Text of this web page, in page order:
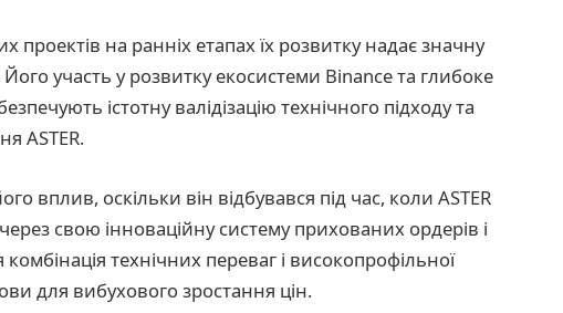
проектів на ранніх етапах їх розвитку надає значну
участь у розвитку екосистеми Binance та глибоке
істотну валідізацію технічного підходу та
ASTER.
вплив, оскільки він відбувався під час, коли ASTER
свою інноваційну систему прихованих ордерів і
технічних переваг і високопрофільної
для вибухового зростання цін.